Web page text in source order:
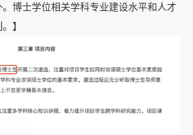
博士学位相关学科专业建设水平和人才
】